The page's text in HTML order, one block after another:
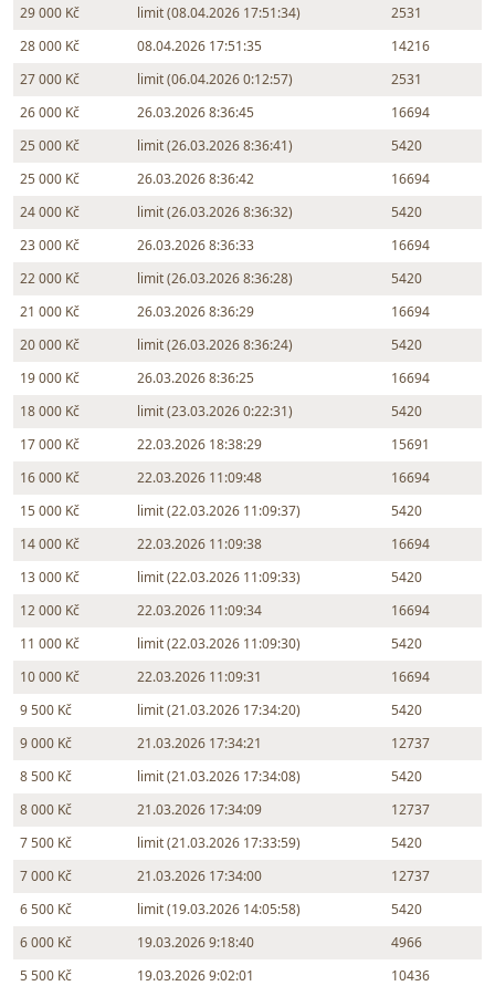
29 000 Kč
limit (08.04.2026 17:51:34)
2531
28 000 Kč
08.04.2026 17:51:35
14216
27 000 Kč
limit (06.04.2026 0:12:57)
2531
26 000 Kč
26.03.2026 8:36:45
16694
25 000 Kč
limit (26.03.2026 8:36:41)
5420
25 000 Kč
26.03.2026 8:36:42
16694
24 000 Kč
limit (26.03.2026 8:36:32)
5420
23 000 Kč
26.03.2026 8:36:33
16694
22 000 Kč
limit (26.03.2026 8:36:28)
5420
21 000 Kč
26.03.2026 8:36:29
16694
20 000 Kč
limit (26.03.2026 8:36:24)
5420
19 000 Kč
26.03.2026 8:36:25
16694
18 000 Kč
limit (23.03.2026 0:22:31)
5420
17 000 Kč
22.03.2026 18:38:29
15691
16 000 Kč
22.03.2026 11:09:48
16694
15 000 Kč
limit (22.03.2026 11:09:37)
5420
14 000 Kč
22.03.2026 11:09:38
16694
13 000 Kč
limit (22.03.2026 11:09:33)
5420
12 000 Kč
22.03.2026 11:09:34
16694
11 000 Kč
limit (22.03.2026 11:09:30)
5420
10 000 Kč
22.03.2026 11:09:31
16694
9 500 Kč
limit (21.03.2026 17:34:20)
5420
9 000 Kč
21.03.2026 17:34:21
12737
8 500 Kč
limit (21.03.2026 17:34:08)
5420
8 000 Kč
21.03.2026 17:34:09
12737
7 500 Kč
limit (21.03.2026 17:33:59)
5420
7 000 Kč
21.03.2026 17:34:00
12737
6 500 Kč
limit (19.03.2026 14:05:58)
5420
6 000 Kč
19.03.2026 9:18:40
4966
5 500 Kč
19.03.2026 9:02:01 10436